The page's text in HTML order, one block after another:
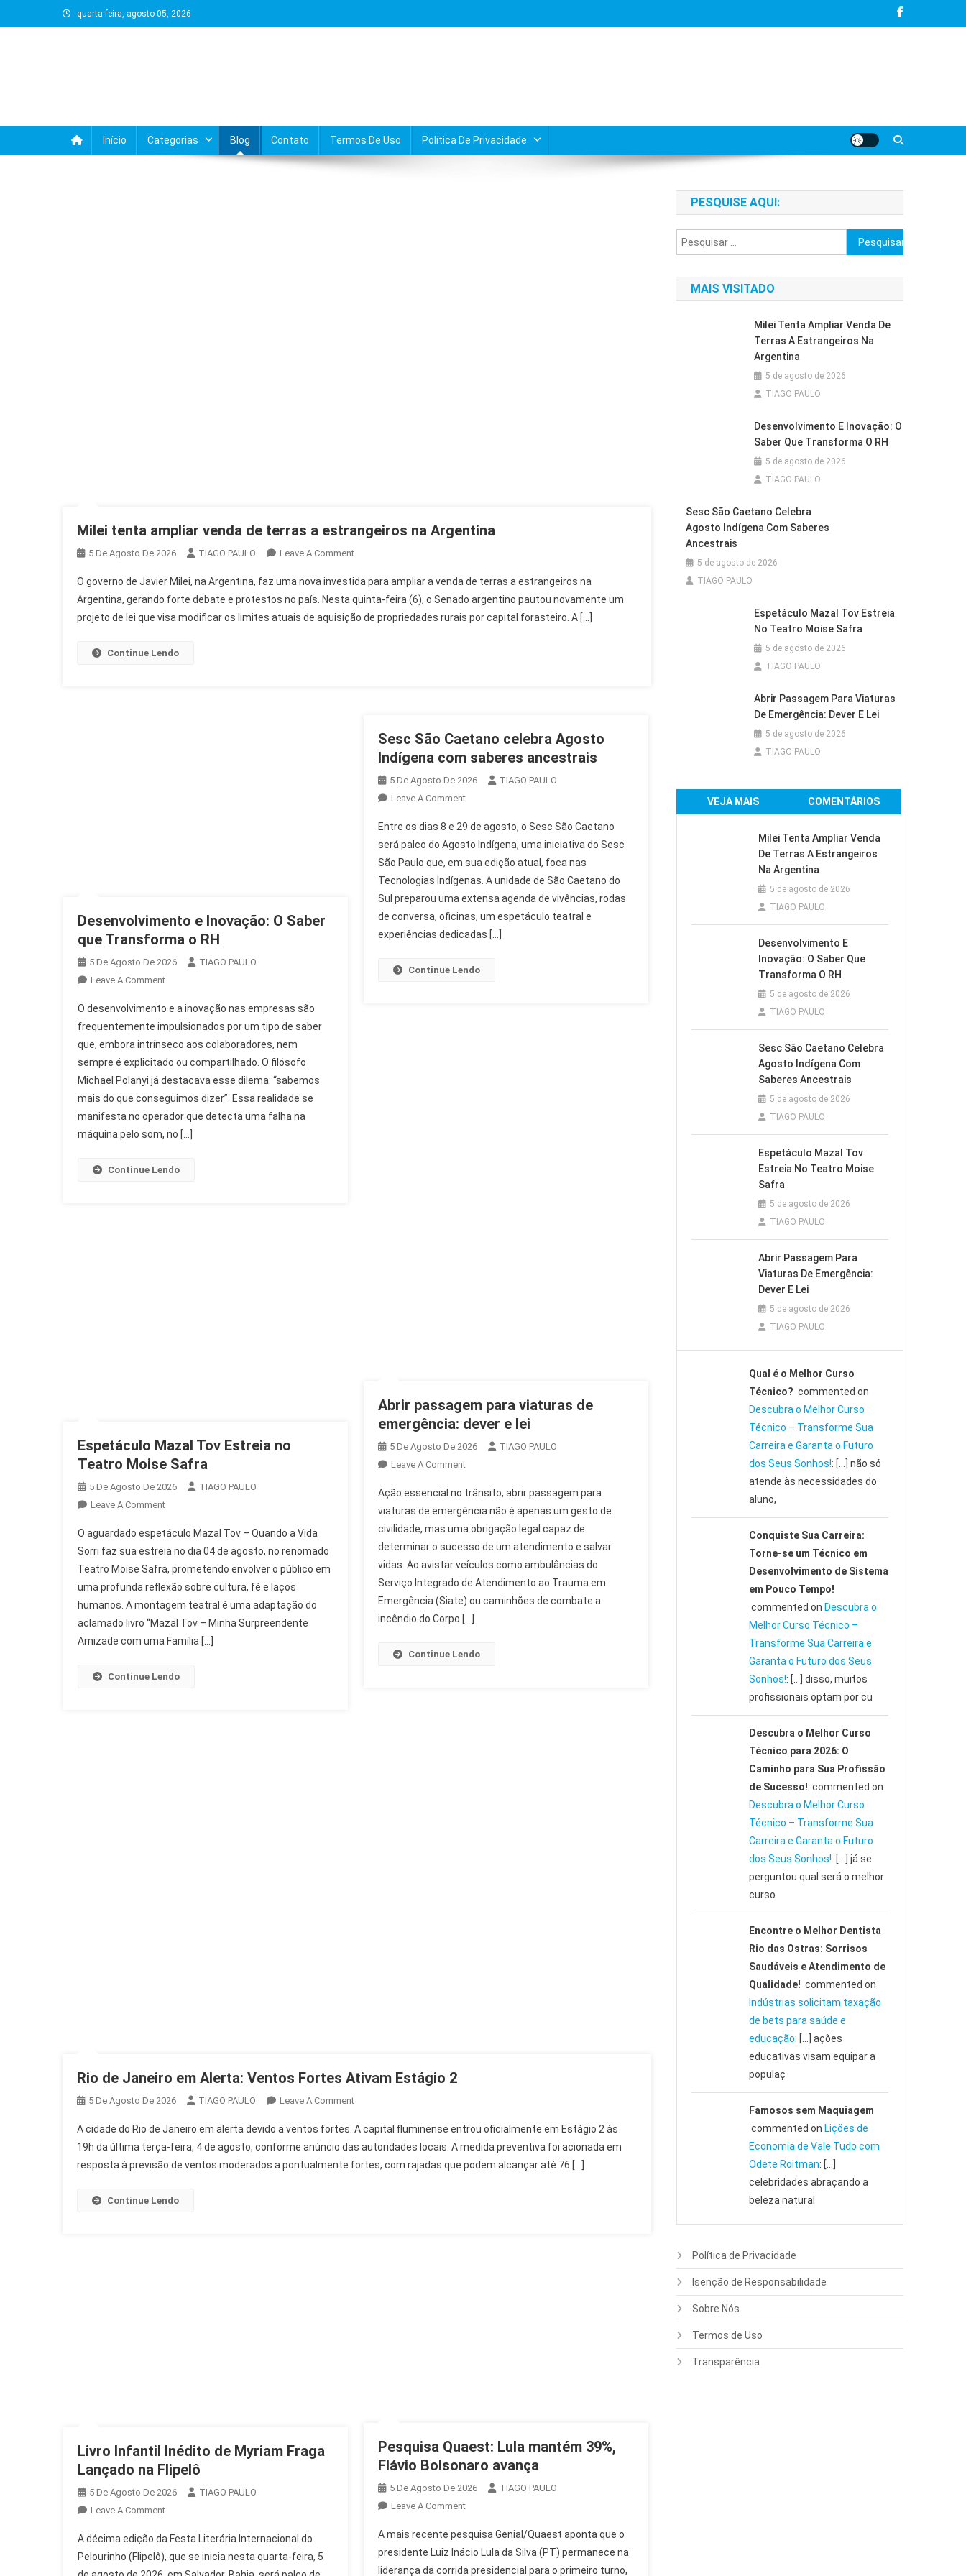
to
quarta-feira, agosto 05, 2026
Início Categorias Blog Contato Termos De Uso Política De Privacidade
Milei tenta ampliar venda de terras a estrangeiros na Argentina
5 De Agosto De 2026 TIAGO PAULO Leave A CommentOn
Tenta
Ampliar
Venda
O governo de Javier Milei, na Argentina, faz uma nova investida para ampliar a venda de terras a estrangeiros na
Argentina, gerando forte debate e protestos no país. Nesta quinta-feira (6), o Senado argentino pautou novamente um
projeto de lei que visa modificar os limites atuais de aquisição de propriedades rurais por capital forasteiro. A […]
Continue Lendo
Desenvolvimento e Inovação: O Saber
que Transforma o RH
5 De Agosto De 2026
TIAGO PAULO
Leave A CommentOn
E
Inovação:
O
Saber
Que
Transforma
O desenvolvimento e a inovação nas empresas são
frequentemente impulsionados por um tipo de saber
que, embora intrínseco aos colaboradores, nem
sempre é explicitado ou compartilhado. O filósofo
Michael Polanyi já destacava esse dilema: “sabemos
mais do que conseguimos dizer”. Essa realidade se
manifesta no operador que detecta uma falha na
máquina pelo som, no […]
Continue Lendo
Sesc São Caetano celebra Agosto
Indígena com saberes ancestrais
5 De Agosto De 2026
TIAGO PAULO
Leave A CommentOn
São
Caetano
Celebra
Agosto
Indígena
Com
Saberes
Entre os dias 8 e 29 de agosto, o Sesc São Caetano
será palco do Agosto Indígena, uma iniciativa do Sesc
São Paulo que, em sua edição atual, foca nas
Tecnologias Indígenas. A unidade de São Caetano do
Sul preparou uma extensa agenda de vivências, rodas
de conversa, oficinas, um espetáculo teatral e
experiências dedicadas […]
Continue Lendo
Espetáculo Mazal Tov Estreia no
Teatro Moise Safra
5 De Agosto De 2026
TIAGO PAULO
Leave A CommentOn
Mazal
Tov
Estreia
No
Teatro
Moise
Safra
O aguardado espetáculo Mazal Tov – Quando a Vida
Sorri faz sua estreia no dia 04 de agosto, no renomado
Teatro Moise Safra, prometendo envolver o público em
uma profunda reflexão sobre cultura, fé e laços
humanos. A montagem teatral é uma adaptação do
aclamado livro “Mazal Tov – Minha Surpreendente
Amizade com uma Família […]
Continue Lendo
Abrir passagem para viaturas de
emergência: dever e lei
5 De Agosto De 2026
TIAGO PAULO
Leave A CommentOn
Passagem
Para
Viaturas
De
Emergência:
Dever
E
Lei
Ação essencial no trânsito, abrir passagem para
viaturas de emergência não é apenas um gesto de
civilidade, mas uma obrigação legal capaz de
determinar o sucesso de um atendimento e salvar
vidas. Ao avistar veículos como ambulâncias do
Serviço Integrado de Atendimento ao Trauma em
Emergência (Siate) ou caminhões de combate a
incêndio do Corpo […]
Continue Lendo
Rio de Janeiro em Alerta: Ventos Fortes Ativam Estágio 2
5 De Agosto De 2026 TIAGO PAULO Leave A CommentOn
De
Janeiro
Em
A cidade do Rio de Janeiro em alerta devido a ventos fortes. A capital fluminense entrou oficialmente em Estágio 2 às
19h da última terça-feira, 4 de agosto, conforme anúncio das autoridades locais. A medida preventiva foi acionada em
resposta à previsão de ventos moderados a pontualmente fortes, com rajadas que podem alcançar até 76 […]
Continue Lendo
Livro Infantil Inédito de Myriam Fraga
Lançado na Flipelô
5 De Agosto De 2026
TIAGO PAULO
Leave A CommentOn
Infantil
Inédito
A décima edição da Festa Literária Internacional do
Pelourinho (Flipelô), que se inicia nesta quarta-feira, 5
Pesquisa Quaest: Lula mantém 39%,
Flávio Bolsonaro avança
5 De Agosto De 2026
TIAGO PAULO
Leave A CommentOn
Quaest:
Lula
Mantém
A mais recente pesquisa Genial/Quaest aponta que o
presidente Luiz Inácio Lula da Silva (PT) permanece na
liderança da corrida presidencial para o primeiro turno,
PESQUISE AQUI:
Pesquisar
por:
MAIS VISITADO
Milei Tenta Ampliar Venda De
Terras A Estrangeiros Na
Argentina
5 de agosto de 2026
TIAGO PAULO
Desenvolvimento E Inovação: O
Saber Que Transforma O RH
5 de agosto de 2026
TIAGO PAULO
Sesc São Caetano Celebra
Agosto Indígena Com Saberes
Ancestrais
5 de agosto de 2026
TIAGO PAULO
Espetáculo Mazal Tov Estreia
No Teatro Moise Safra
5 de agosto de 2026
TIAGO PAULO
Abrir Passagem Para Viaturas
De Emergência: Dever E Lei
5 de agosto de 2026
TIAGO PAULO
VEJA MAIS COMENTÁRIOS
Milei Tenta Ampliar Venda
De Terras A Estrangeiros
Na Argentina
5 de agosto de 2026
TIAGO PAULO
Desenvolvimento E
Inovação: O Saber Que
Transforma O RH
5 de agosto de 2026
TIAGO PAULO
Sesc São Caetano Celebra
Agosto Indígena Com
Saberes Ancestrais
5 de agosto de 2026
TIAGO PAULO
Espetáculo Mazal Tov
Estreia No Teatro Moise
Safra
5 de agosto de 2026
TIAGO PAULO
Abrir Passagem Para
Viaturas De Emergência:
Dever E Lei
5 de agosto de 2026
TIAGO PAULO
Qual é o Melhor Curso
Técnico? commented on
Descubra o Melhor Curso
Técnico – Transforme Sua
Carreira e Garanta o Futuro
dos Seus Sonhos!: […] não só
atende às necessidades do
aluno,
Conquiste Sua Carreira:
Torne-se um Técnico em
Desenvolvimento de Sistema
em Pouco Tempo!
commented on Descubra o
Melhor Curso Técnico –
Transforme Sua Carreira e
Garanta o Futuro dos Seus
Sonhos!: […] disso, muitos
profissionais optam por cu
Descubra o Melhor Curso
Técnico para 2026: O
Caminho para Sua Profissão
de Sucesso! commented on
Descubra o Melhor Curso
Técnico – Transforme Sua
Carreira e Garanta o Futuro
dos Seus Sonhos!: […] já se
perguntou qual será o melhor
curso
Encontre o Melhor Dentista
Rio das Ostras: Sorrisos
Saudáveis e Atendimento de
Qualidade! commented on
Indústrias solicitam taxação
de bets para saúde e
educação: […] ações
educativas visam equipar a
populaç
Famosos sem Maquiagem
commented on Lições de
Economia de Vale Tudo com
Odete Roitman: […]
celebridades abraçando a
beleza natural
Política de Privacidade
Isenção de Responsabilidade
Sobre Nós
Termos de Uso
Transparência